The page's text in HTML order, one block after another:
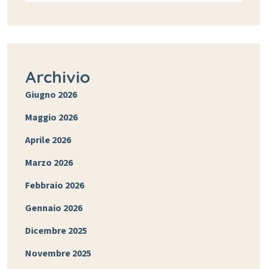
Archivio
Giugno 2026
Maggio 2026
Aprile 2026
Marzo 2026
Febbraio 2026
Gennaio 2026
Dicembre 2025
Novembre 2025